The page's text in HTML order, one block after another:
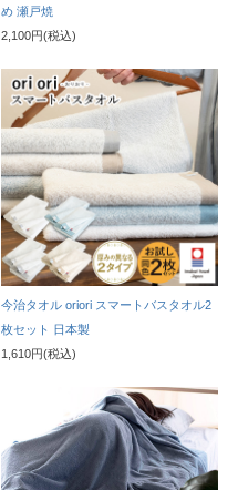
め 瀬戸焼
2,100円(税込)
今治タオル oriori スマートバスタオル2
枚セット 日本製
1,610円(税込)